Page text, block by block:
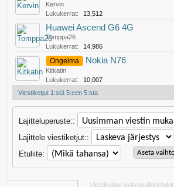
Kervin
Lukukerrat:
13,512
Huawei Ascend G6 4G
Tomppa26
Lukukerrat:
14,986
Ongelma Nokia N76
Kitkatin
Lukukerrat:
10,007
Viestiketjut 1:stä 5:een 5:sta
Viestiketjun esitysvaihtoehdot
Lajitteluperuste::
Lajittele viestiketjut::
Etuliite: